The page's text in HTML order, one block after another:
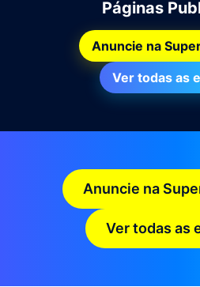
Páginas
Anuncie na
Ver todas as
Anuncie na
Ver todas as